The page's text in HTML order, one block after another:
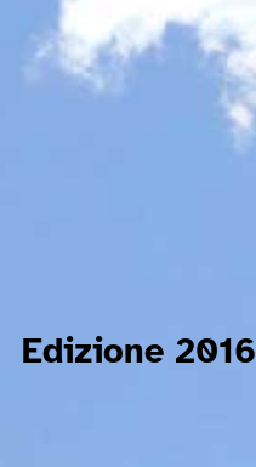
Edizione 2016